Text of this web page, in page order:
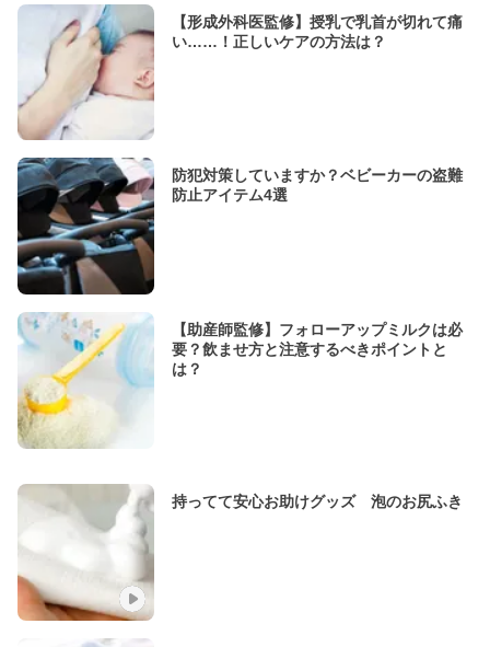
【形成外科医監修】授乳で乳首が切れて痛
い……！正しいケアの方法は？
防犯対策していますか？ベビーカーの盗難
防止アイテム4選
【助産師監修】フォローアップミルクは必
要？飲ませ方と注意するべきポイントと
は？
持ってて安心お助けグッズ 泡のお尻ふき